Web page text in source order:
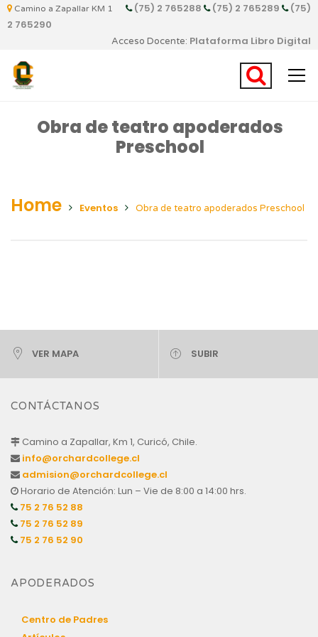
Camino a Zapallar KM 1 (75) 2 765288 (75) 2 765289
(75)
2 765290
Acceso Docente: Plataforma Libro Digital
Obra de teatro apoderados
Preschool
Home Eventos Obra de teatro apoderados Preschool
VER MAPA SUBIR
CONTÁCTANOS
Camino a Zapallar, Km 1, Curicó, Chile.
info@orchardcollege.cl
admision@orchardcollege.cl
Horario de Atención: Lun – Vie de 8:00 a 14:00 hrs.
75 2 76 52 88
75 2 76 52 89
75 2 76 52 90
APODERADOS
Centro de Padres